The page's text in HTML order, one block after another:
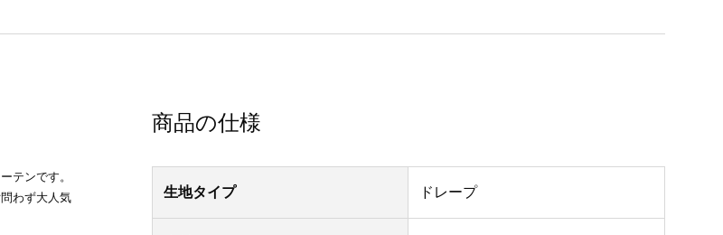
テンです。
わず大人気
商品の仕様
生地タイプ ドレープ